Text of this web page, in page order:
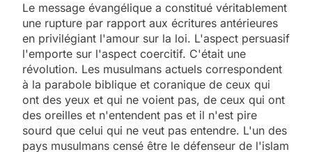
Le message évangélique a constitué véritablement
une rupture par rapport aux écritures antérieures
en privilégiant l'amour sur la loi. L'aspect persuasif
l'emporte sur l'aspect coercitif. C'était une
révolution. Les musulmans actuels correspondent
à la parabole biblique et coranique de ceux qui
ont des yeux et qui ne voient pas, de ceux qui ont
des oreilles et n'entendent pas et il n'est pire
sourd que celui qui ne veut pas entendre. L'un des
pays musulmans censé être le défenseur de l'islam